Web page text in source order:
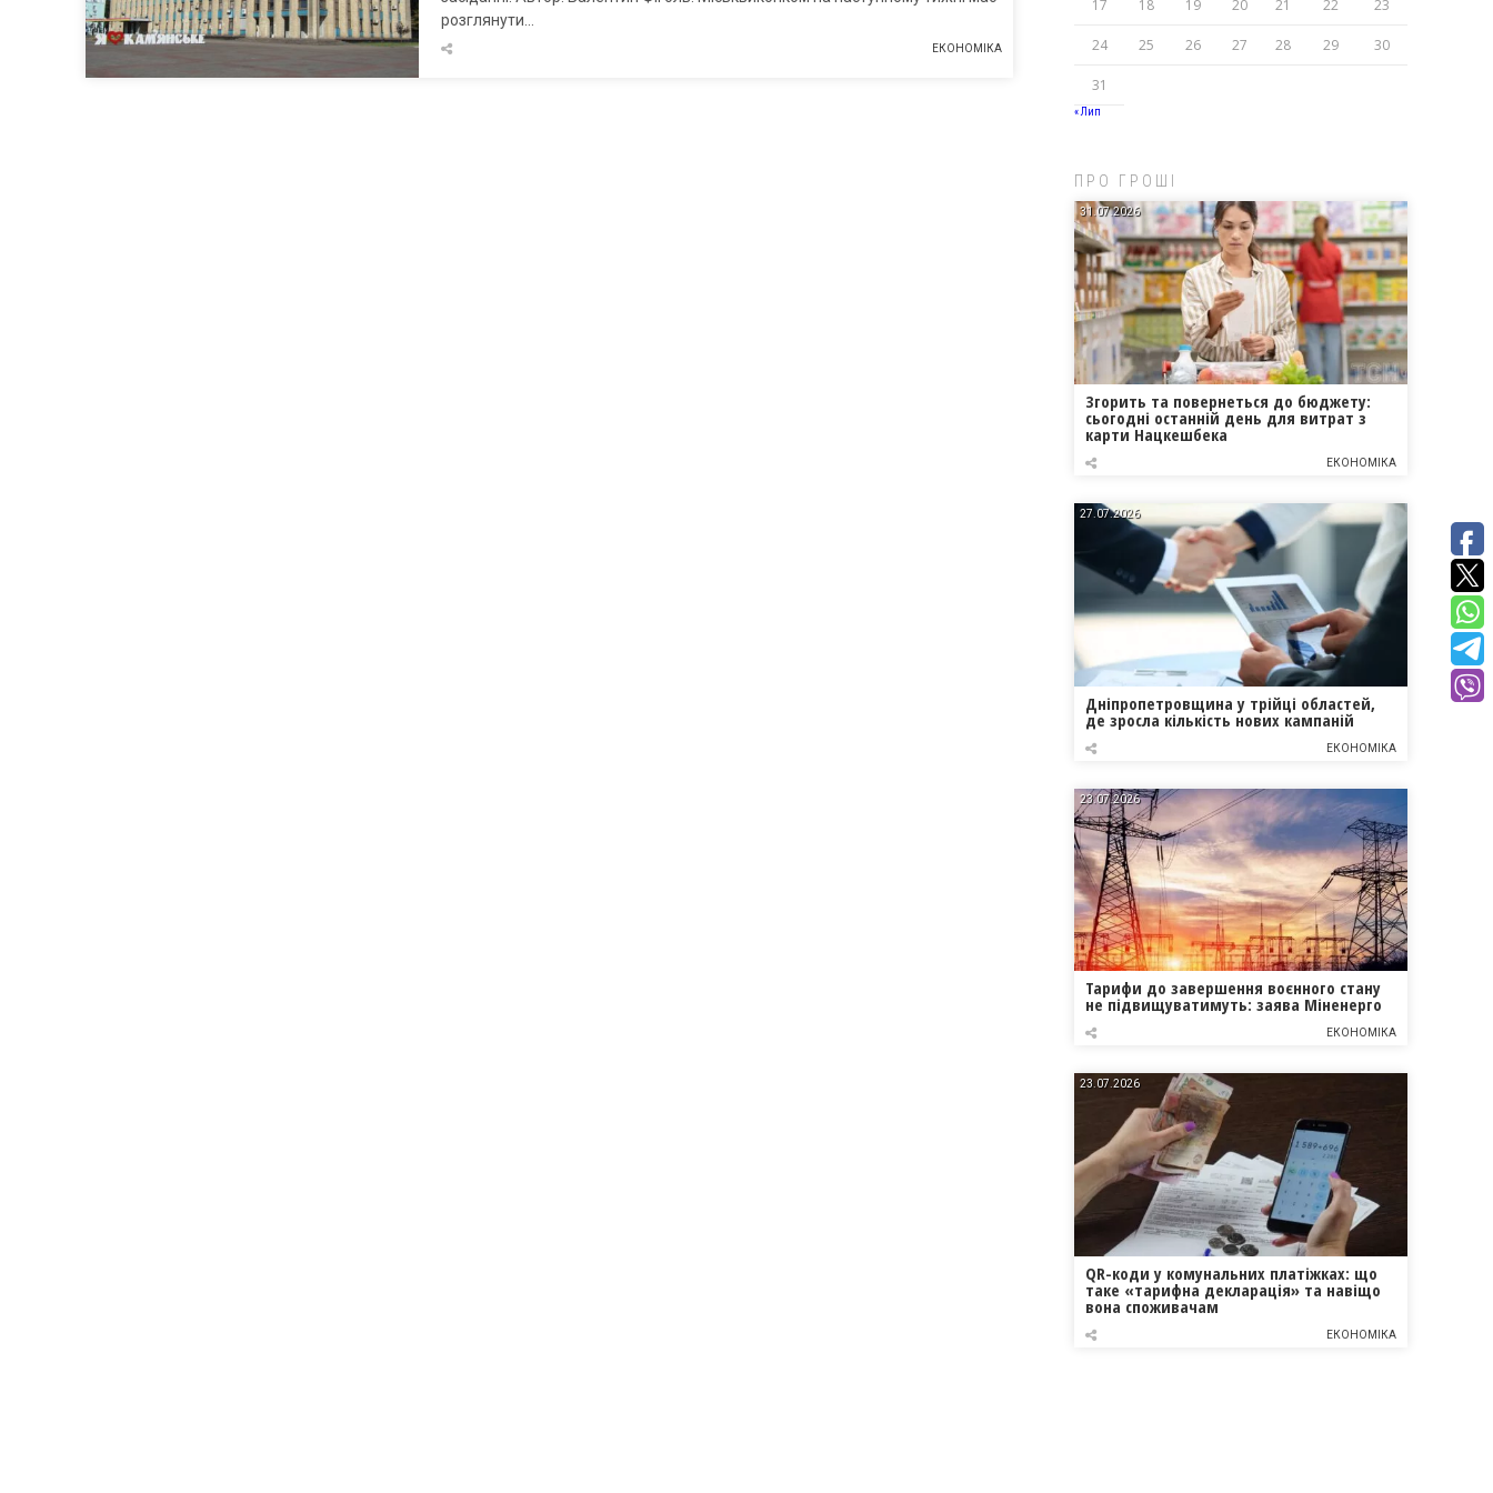
розглянути…
ЕКОНОМІКА
17 18 19 20 21 22 23
24 25 26 27 28 29 30
31
« Лип
ПРО ГРОШІ
31.07.2026
Згорить та повернеться до бюджету:
сьогодні останній день для витрат з
карти Нацкешбека
ЕКОНОМІКА
27.07.2026
Дніпропетровщина у трійці областей,
де зросла кількість нових кампаній
ЕКОНОМІКА
23.07.2026
Тарифи до завершення воєнного стану
не підвищуватимуть: заява Міненерго
ЕКОНОМІКА
23.07.2026
QR-коди у комунальних платіжках: що
таке «тарифна декларація» та навіщо
вона споживачам
ЕКОНОМІКА